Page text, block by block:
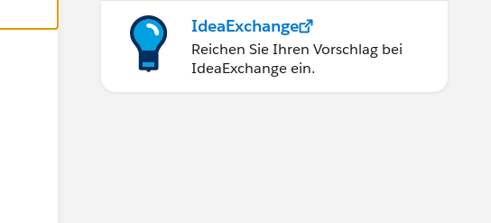
IdeaExchange
Reichen Sie Ihren Vorschlag bei
IdeaExchange ein.